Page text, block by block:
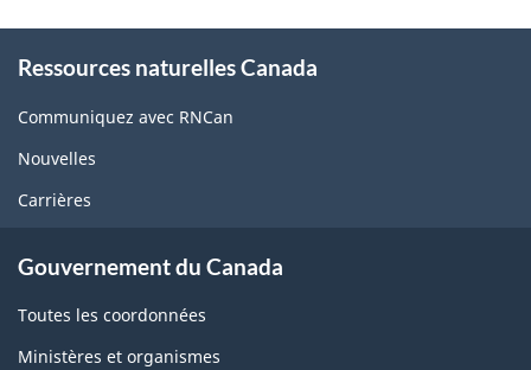
this
site
Ressources naturelles Canada
Communiquez avec RNCan
Nouvelles
Carrières
Gouvernement du Canada
Toutes les coordonnées
Ministères et organismes